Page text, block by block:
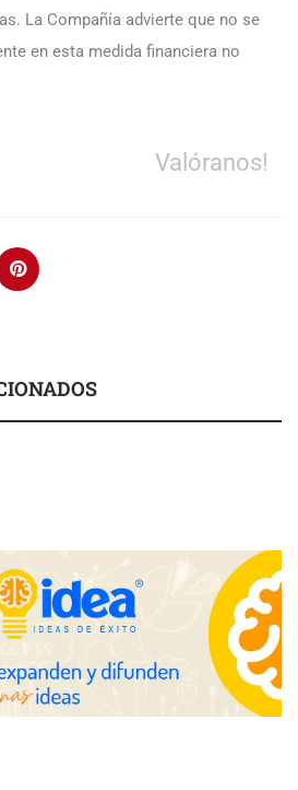
La Compañía advierte que no se
en esta medida financiera no
Valóranos!
de anillos de compromiso para el
Center con herramientas
cuando un solo producto multiplica
profesional